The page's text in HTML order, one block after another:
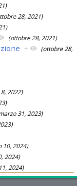
28, 2021)
(ottobre 28, 2021)
+
(ottobre 28,
2022)
31, 2023)
10, 2024)
2024)
2024)